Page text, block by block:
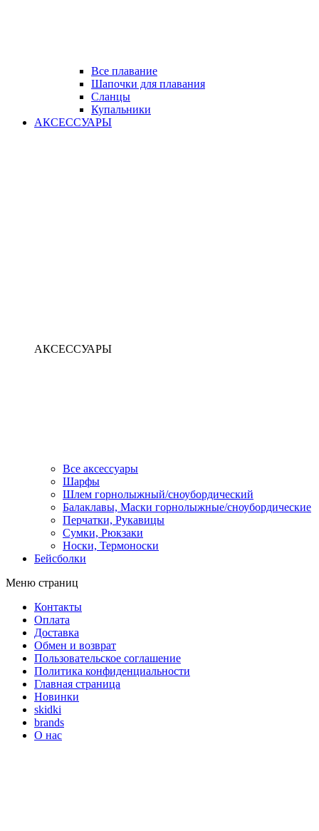
Все плавание
Шапочки для плавания
Сланцы
Купальники
АКСЕССУАРЫ
АКСЕССУАРЫ
Все аксессуары
Шарфы
Шлем горнолыжный/сноубордический
Балаклавы, Маски горнолыжные/сноубордические
Перчатки, Рукавицы
Сумки, Рюкзаки
Носки, Термоноски
Бейсболки
Меню страниц
Контакты
Оплата
Доставка
Обмен и возврат
Пользовательское соглашение
Политика конфиденциальности
Главная страница
Новинки
skidki
brands
О нас